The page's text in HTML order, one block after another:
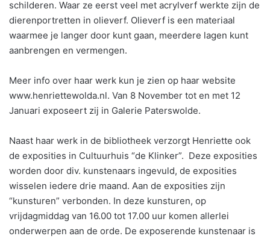
schilderen. Waar ze eerst veel met acrylverf werkte zijn de
dierenportretten in olieverf. Olieverf is een materiaal
waarmee je langer door kunt gaan, meerdere lagen kunt
aanbrengen en vermengen.
Meer info over haar werk kun je zien op haar website
www.henriettewolda.nl. Van 8 November tot en met 12
Januari exposeert zij in Galerie Paterswolde.
Naast haar werk in de bibliotheek verzorgt Henriette ook
de exposities in Cultuurhuis “de Klinker”. Deze exposities
worden door div. kunstenaars ingevuld, de exposities
wisselen iedere drie maand. Aan de exposities zijn
“kunsturen” verbonden. In deze kunsturen, op
vrijdagmiddag van 16.00 tot 17.00 uur komen allerlei
onderwerpen aan de orde. De exposerende kunstenaar is